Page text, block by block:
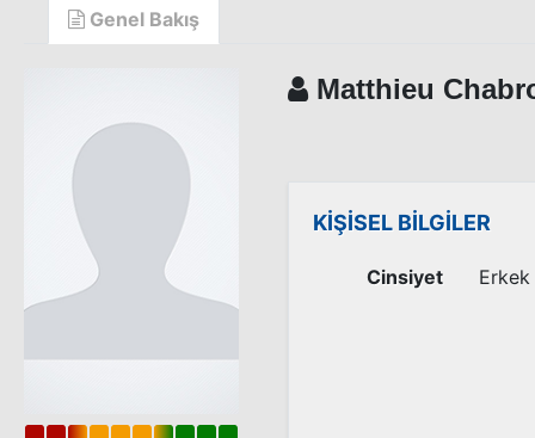
Genel Bakış
Matthieu
KİŞİSEL BİLGİLER
Cinsiyet Erkek